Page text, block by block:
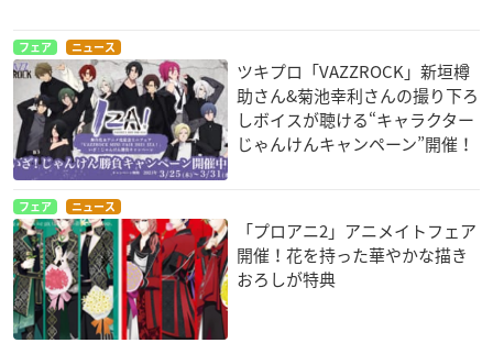
フェア ニュース
ツキプロ「VAZZROCK」新垣樽
助さん&菊池幸利さんの撮り下ろ
しボイスが聴ける“キャラクター
じゃんけんキャンペーン”開催！
フェア ニュース
「プロアニ2」アニメイトフェア
開催！花を持った華やかな描き
おろしが特典